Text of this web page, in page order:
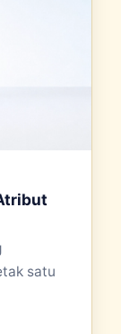
satu